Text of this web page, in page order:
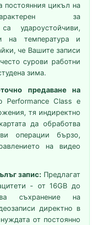
постоянния цикъл на
за
удароустойчиви,
на температура и
че Вашите записи
сурови работни
зима.
предаване на
Performance Class е
тя индиректно
да обработва
операции бързо,
на видео
запис: Предлагат
- от 16GB до
съхранение на
директно в
от постоянно